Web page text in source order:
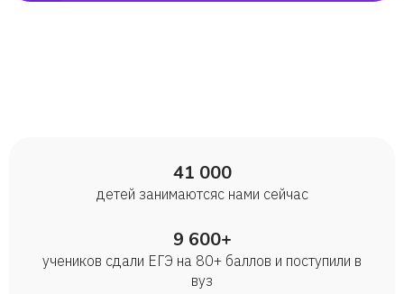
41 000
детей занимаются с нами сейчас
9 600+
учеников сдали ЕГЭ на 80+ баллов и поступили в
вуз